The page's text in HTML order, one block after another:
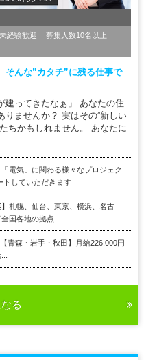
経験歓迎
募集人数10名以上
そんな”カタチ”に残る仕事で
建ってきたなぁ」 あなたの住
ませんか？ 実はその”新しい
ちかもしれません。 あなたに
電気」に関わる様々なプロジェク
トしていただきます
】札幌、仙台、東京、横浜、名古
国各地の拠点
青森・岩手・秋田】月給226,000円
る